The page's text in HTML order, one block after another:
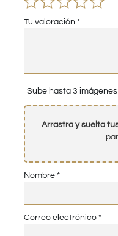
Tu valoración *
Sube hasta 3
Arrastra y suelta
Nombre *
Correo electrónico *